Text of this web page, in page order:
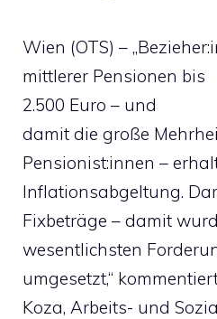
Wien (OTS) –
mittlerer Pensionen bis
2.500 Euro – und
damit die große
Pensionist:innen –
Inflationsabgeltung.
Fixbeträge – damit
wesentlichsten
umgesetzt,“
Koza, Arbeits- und